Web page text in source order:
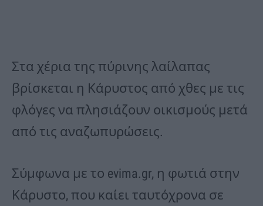
Στα χέρια της πύρινης λαίλαπας
βρίσκεται η Κάρυστος από χθες με τις
φλόγες να πλησιάζουν οικισμούς μετά
από τις αναζωπυρώσεις.
Σύμφωνα με το evima.gr, η φωτιά στην
Κάρυστο, που καίει ταυτόχρονα σε